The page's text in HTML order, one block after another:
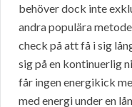
behöver dock inte
andra populära
check på att få i sig
sig på en kontinuerlig
får ingen energikick
med energi under en